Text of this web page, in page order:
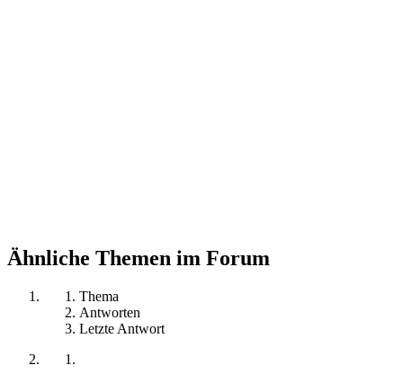
Ähnliche Themen im Forum
Thema
Antworten
Letzte Antwort